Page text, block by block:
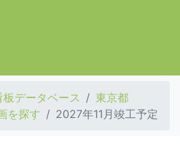
データベース
東京都
を探す
2027年11月竣工予定